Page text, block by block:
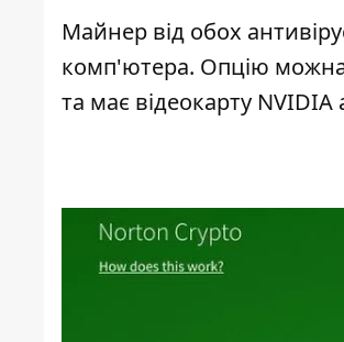
Майнер від обох
комп'ютера. Опцію можна
та має відеокарту